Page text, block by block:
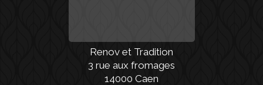
Renov et Tradition
3 rue aux fromages
14000 Caen